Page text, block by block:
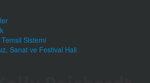
Temsil Sistemi
Sanat ve Festival Hali